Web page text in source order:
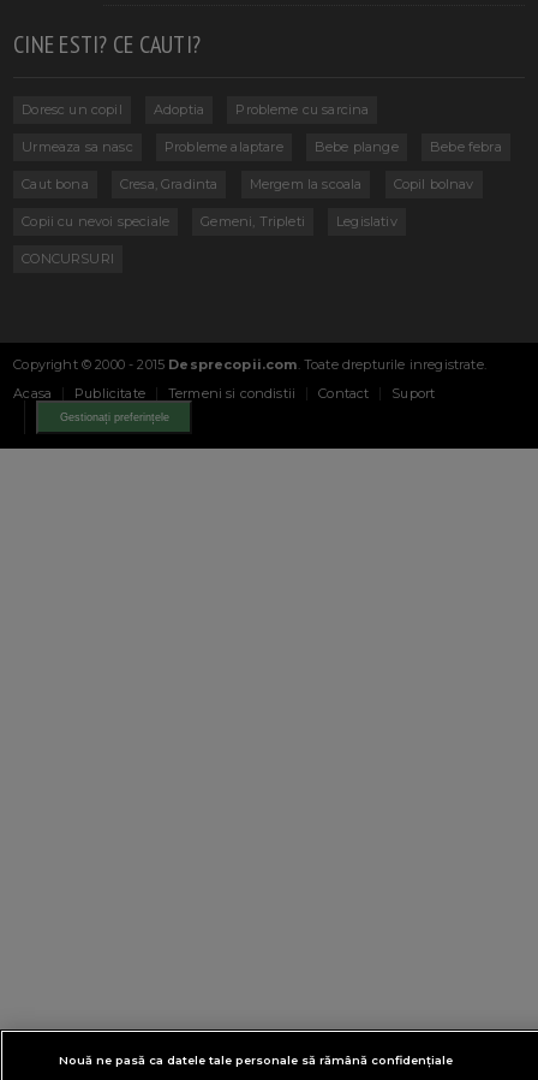
CINE ESTI? CE CAUTI?
Doresc un copil Adoptia Probleme cu sarcina
Urmeaza sa nasc Probleme alaptare Bebe plange Bebe febra
Caut bona Cresa, Gradinta Mergem la scoala Copil bolnav
Copii cu nevoi speciale Gemeni, Tripleti Legislativ
CONCURSURI
Copyright © 2000 - 2015 Desprecopii.com. Toate drepturile inregistrate.
Acasa
Publicitate Termeni si condistii Contact Suport
Gestionați preferințele
Nouă ne pasă ca datele tale personale să rămână confidențiale